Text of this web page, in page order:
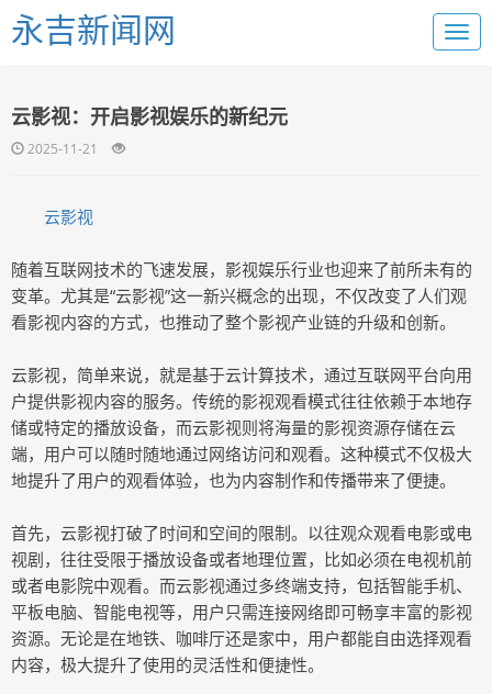
永吉新闻网
云影视：开启影视娱乐的新纪元
2025-11-21
云影视
随着互联网技术的飞速发展，影视娱乐行业也迎来了前所未有的
变革。尤其是“云影视”这一新兴概念的出现，不仅改变了人们观
看影视内容的方式，也推动了整个影视产业链的升级和创新。
云影视，简单来说，就是基于云计算技术，通过互联网平台向用
户提供影视内容的服务。传统的影视观看模式往往依赖于本地存
储或特定的播放设备，而云影视则将海量的影视资源存储在云
端，用户可以随时随地通过网络访问和观看。这种模式不仅极大
地提升了用户的观看体验，也为内容制作和传播带来了便捷。
首先，云影视打破了时间和空间的限制。以往观众观看电影或电
视剧，往往受限于播放设备或者地理位置，比如必须在电视机前
或者电影院中观看。而云影视通过多终端支持，包括智能手机、
平板电脑、智能电视等，用户只需连接网络即可畅享丰富的影视
资源。无论是在地铁、咖啡厅还是家中，用户都能自由选择观看
内容，极大提升了使用的灵活性和便捷性。